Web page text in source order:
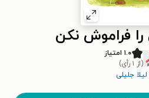
را فراموش نکن
۱.۰ امتیاز
(از ۱ رأی)
لیلا جلیلی